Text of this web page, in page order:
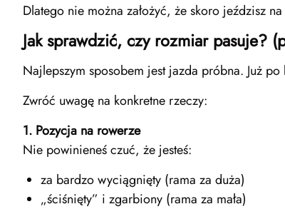
Dlatego nie można założyć, że skoro jeździsz
Jak sprawdzić, czy rozmiar pasuje?
Najlepszym sposobem jest jazda próbna. Już
Zwróć uwagę na konkretne rzeczy:
1. Pozycja na rowerze
Nie powinieneś czuć, że jesteś:
za bardzo wyciągnięty (rama za duża)
„ściśnięty” i zgarbiony (rama za mała)